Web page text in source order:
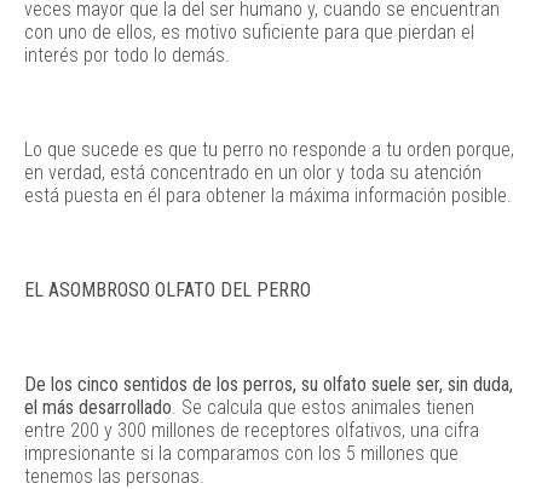
veces mayor que la del ser humano y, cuando se encuentran
con uno de ellos, es motivo suficiente para que pierdan el
interés por todo lo demás.
Lo que sucede es que tu perro no responde a tu orden porque,
en verdad, está concentrado en un olor y toda su atención
está puesta en él para obtener la máxima información posible.
EL ASOMBROSO OLFATO DEL PERRO
De los cinco sentidos de los perros, su olfato suele ser, sin duda,
el más desarrollado. Se calcula que estos animales tienen
entre 200 y 300 millones de receptores olfativos, una cifra
impresionante si la comparamos con los 5 millones que
tenemos las personas.